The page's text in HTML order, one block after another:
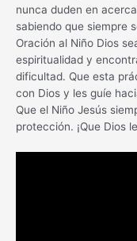
nunca duden en
sabiendo que siempre
Oración al Niño Dios
espiritualidad y
dificultad. Que esta
con Dios y les guíe
Que el Niño Jesús
protección. ¡Que Dios